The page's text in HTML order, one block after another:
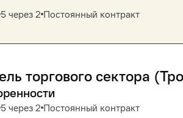
5 через 2 Постоянный контракт
торгового сектора
5 через 2 Постоянный контракт